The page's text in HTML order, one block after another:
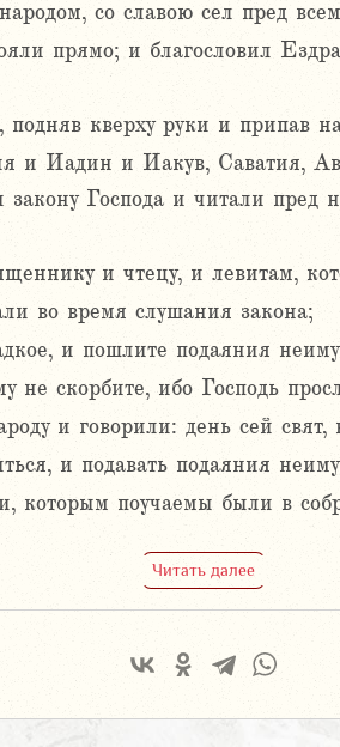
со славою сел пред
прямо; и благословил
кверху руки и припав
и Иадин и Иакув, Саватия,
Господа и читали пред
и чтецу, и левитам,
во время слушания закона;
и пошлите подаяния
не скорбите, ибо Господь
и говорили: день сей свят,
и подавать подаяния
которым поучаемы были в
Читать далее